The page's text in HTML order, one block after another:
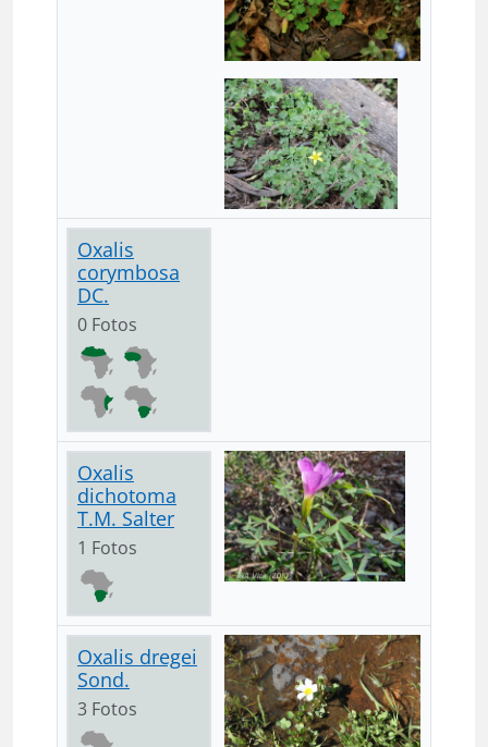
Oxalis
corymbosa
DC.
0 Fotos
Oxalis
dichotoma
T.M. Salter
1 Fotos
Oxalis dregei
Sond.
3 Fotos